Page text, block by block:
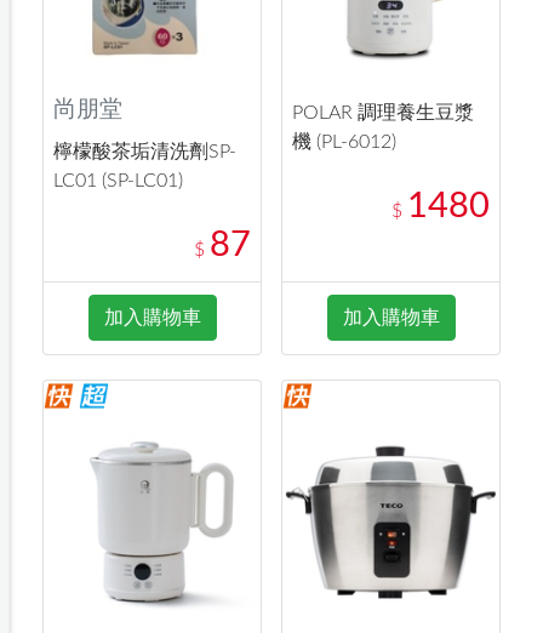
尚朋堂
檸檬酸茶垢清洗劑SP-
LC01 (SP-LC01)
$ 87
加入購物車
POLAR 調理養生豆漿
機 (PL-6012)
$ 1480
加入購物車